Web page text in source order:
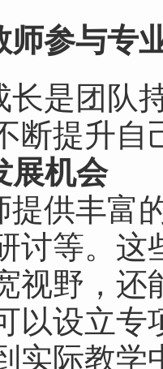
师参与专
长是团队
断提升
展机会
提供丰富
讨等。这
视野，还
以设立专
实际教学